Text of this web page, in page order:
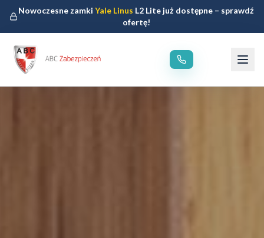
Nowoczesne zamkiYale Linus L2 Lite już dostępne – sprawdź
ofertę!